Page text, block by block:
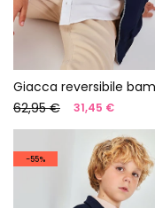
62,95 €
31,45 €
-55%